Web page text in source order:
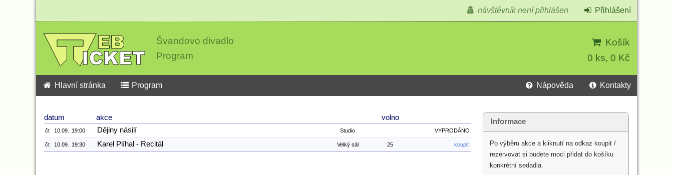
Švandovo divadlo
Program
Košík
0 ks, 0 Kč
návštěvník není přihlášen Přihlášení
Hlavní stránka Program Nápověda Kontakty
Informace
Po výběru akce a kliknutí na odkaz koupit /
rezervovat si budete moci přidat do košíku
konkrétní sedadla.
datum akce volno
čt 10.09. 19:00 Dějiny násilí Studio VYPRODÁNO
čt 10.09. 19:30 Karel Plíhal - Recitál Velký sál 25 koupit